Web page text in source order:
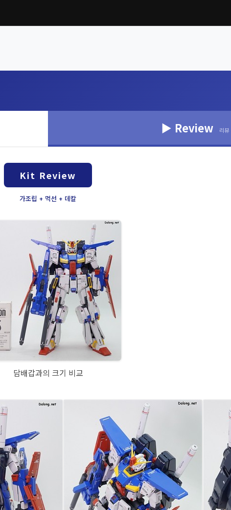
▶ Review 리뷰
Kit Review
가조립 + 먹선 + 데칼
담배갑과의 크기 비교